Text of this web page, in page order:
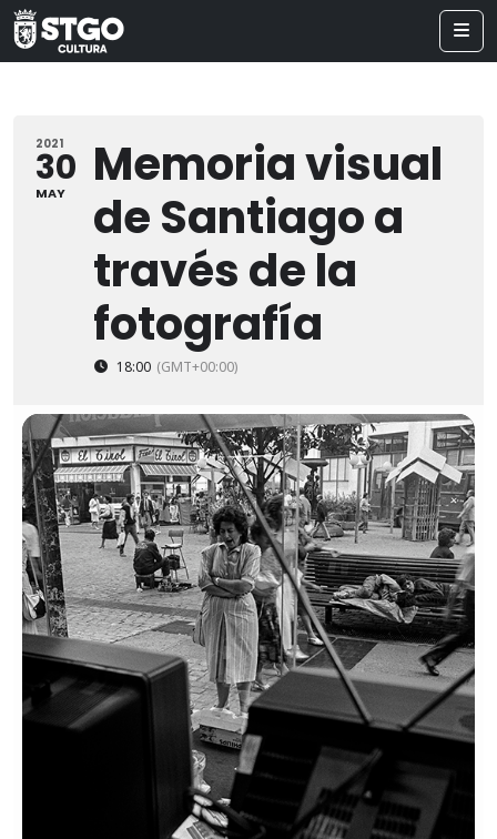
2021
30
MAY
Memoria visual
de Santiago a
través de la
fotografía
18:00 (GMT+00:00)